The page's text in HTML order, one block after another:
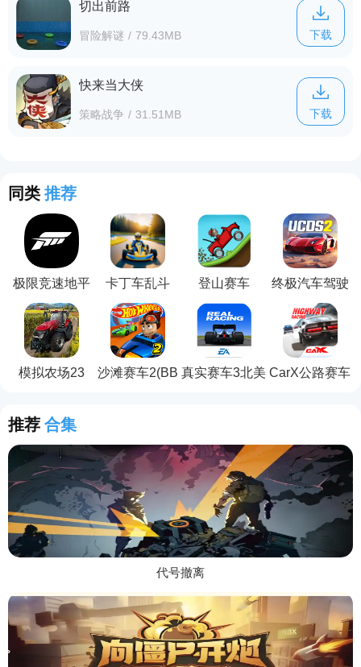
切出前路
冒险解谜 / 79.43MB 下载
快来当大侠
策略战争 / 31.51MB 下载
同类 推荐
极限竞速地平
线5
卡丁车乱斗 登山赛车
终极汽车驾驶
模拟器
2(UCDS 2)
模拟农场23
沙滩赛车2(BB 真实赛车3北美 CarX公路赛车
推荐 合集
代号撤离